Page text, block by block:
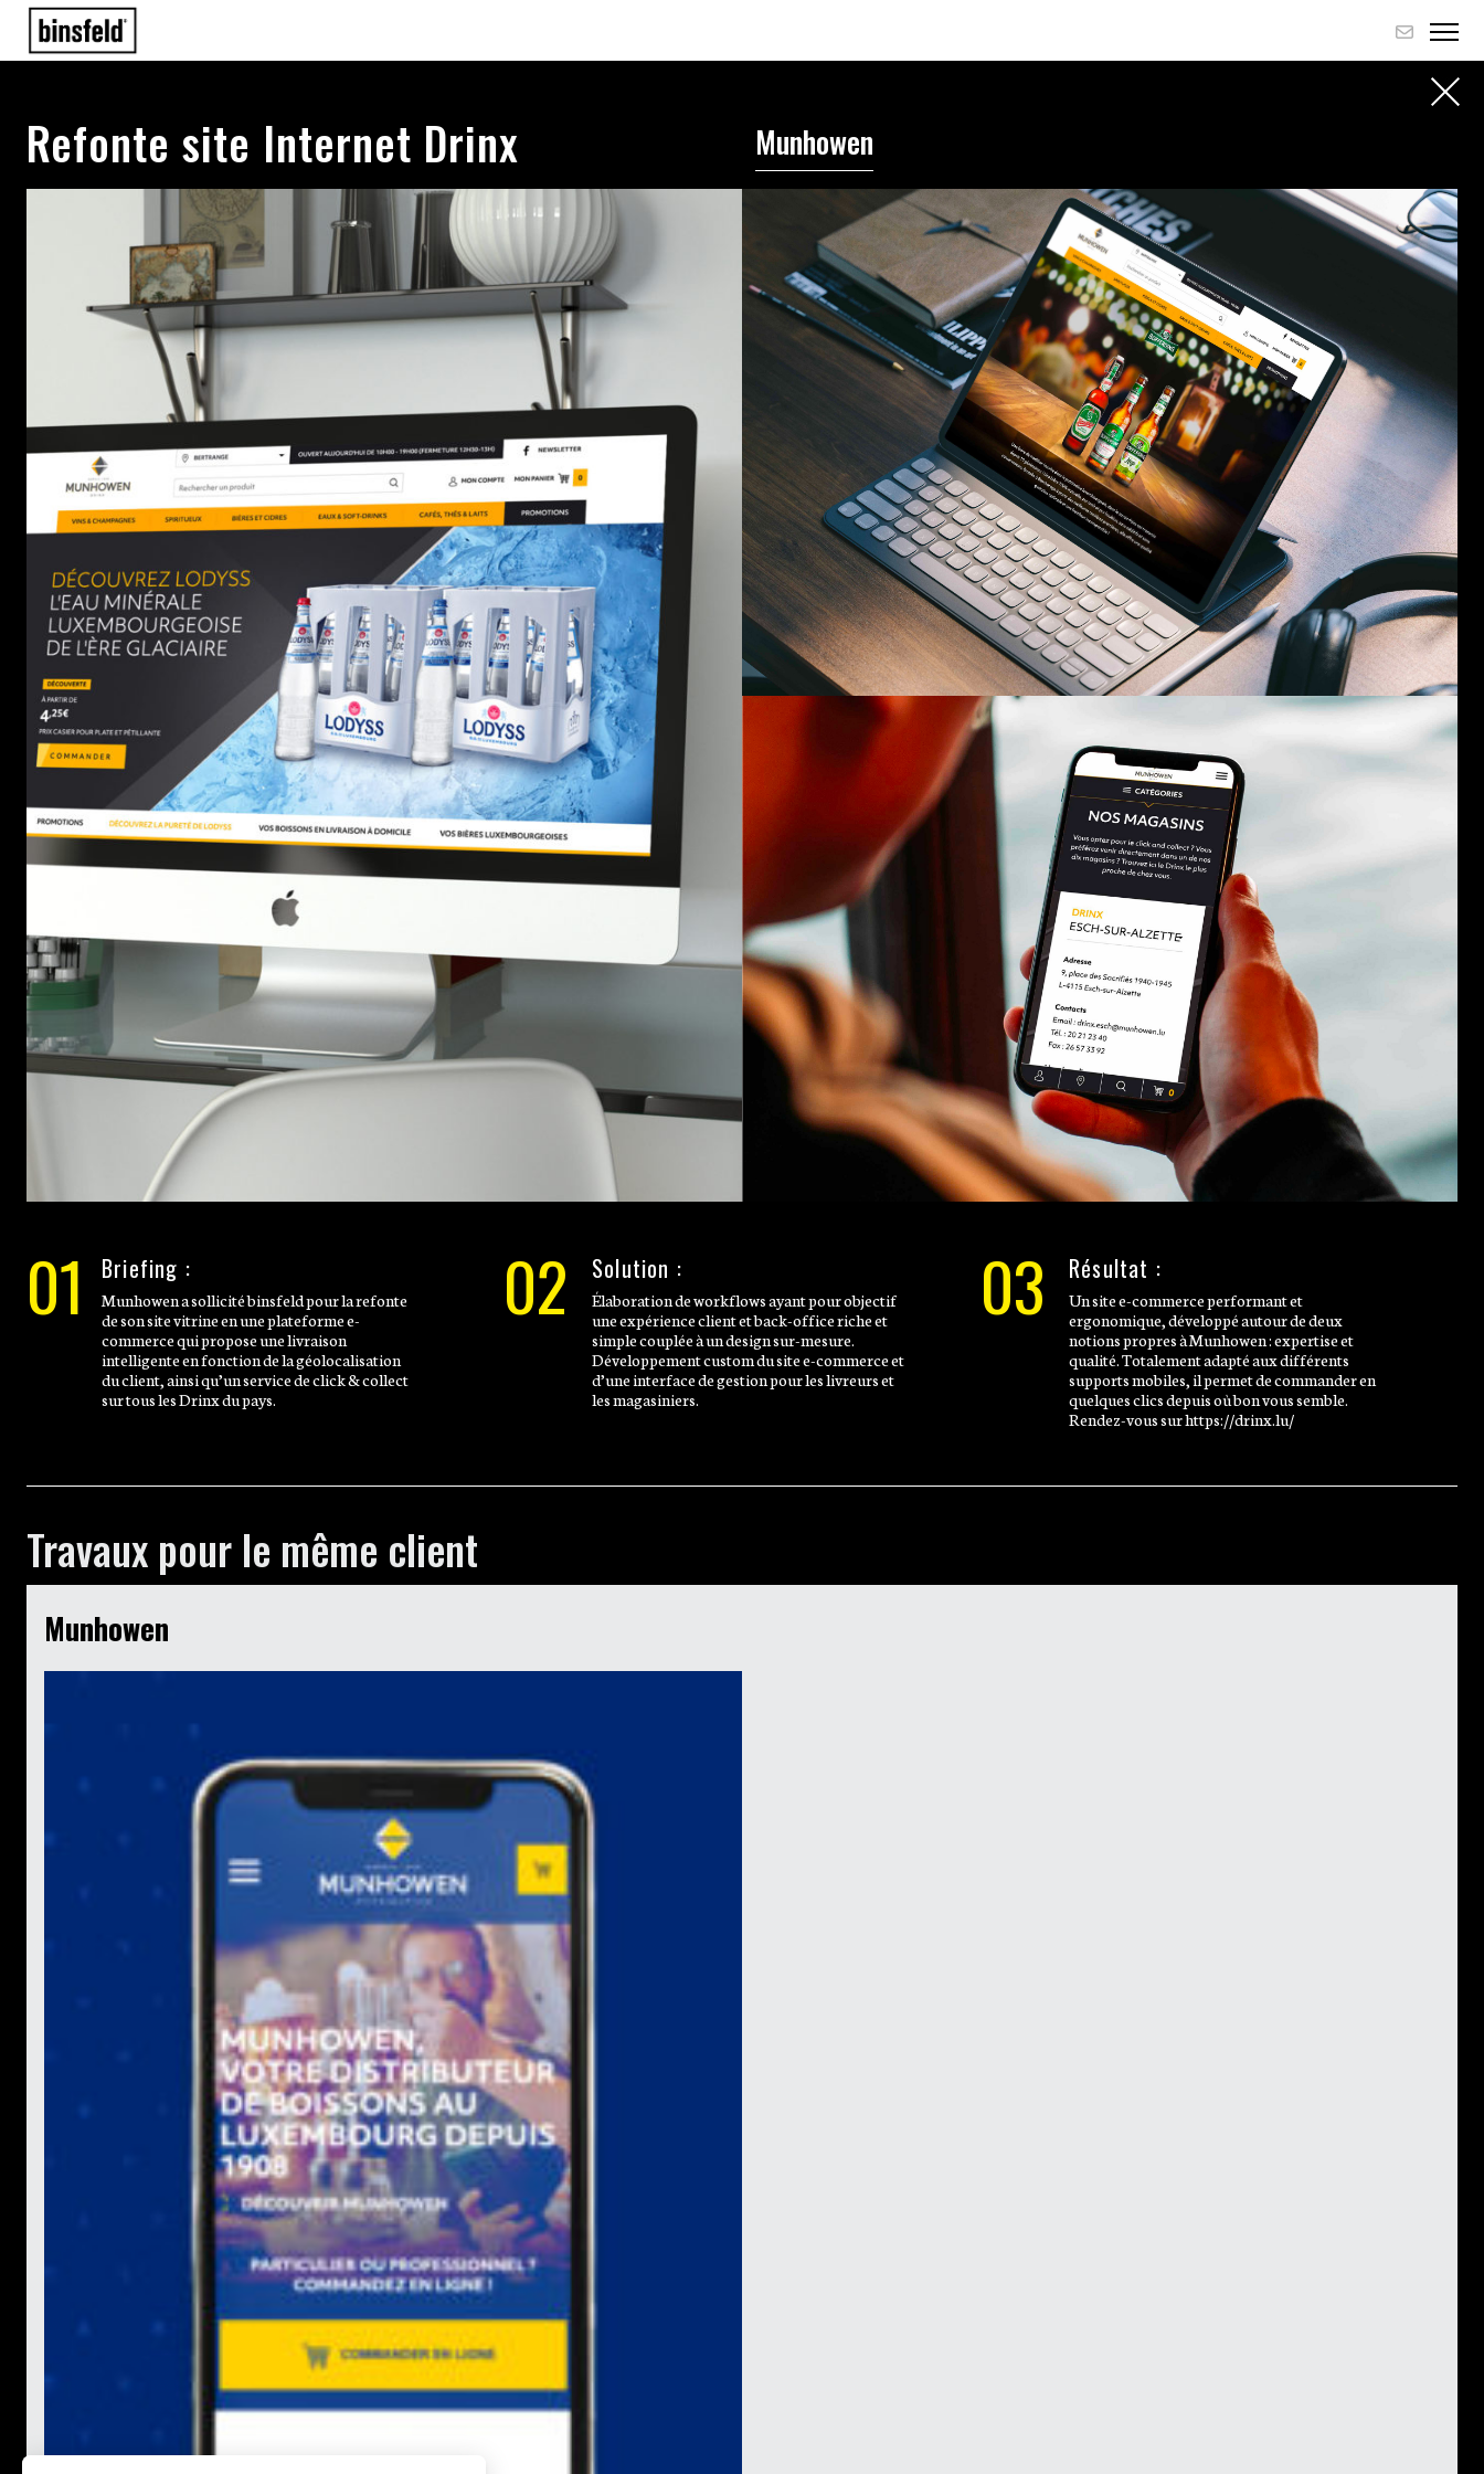
Refonte site Internet Drinx Munhowen
01 Briefing :
Munhowen a sollicité binsfeld pour la refonte
de son site vitrine en une plateforme e-
commerce qui propose une livraison
intelligente en fonction de la géolocalisation
du client, ainsi qu’un service de click & collect
sur tous les Drinx du pays.
02 Solution :
Élaboration de workflows ayant pour objectif
une expérience client et back-office riche et
simple couplée à un design sur-mesure.
Développement custom du site e-commerce et
d’une interface de gestion pour les livreurs et
les magasiniers.
03 Résultat :
Un site e-commerce performant et
ergonomique, développé autour de deux
notions propres à Munhowen : expertise et
qualité. Totalement adapté aux différents
supports mobiles, il permet de commander en
quelques clics depuis où bon vous semble.
Rendez-vous sur https://drinx.lu/
Travaux pour le même client
Munhowen